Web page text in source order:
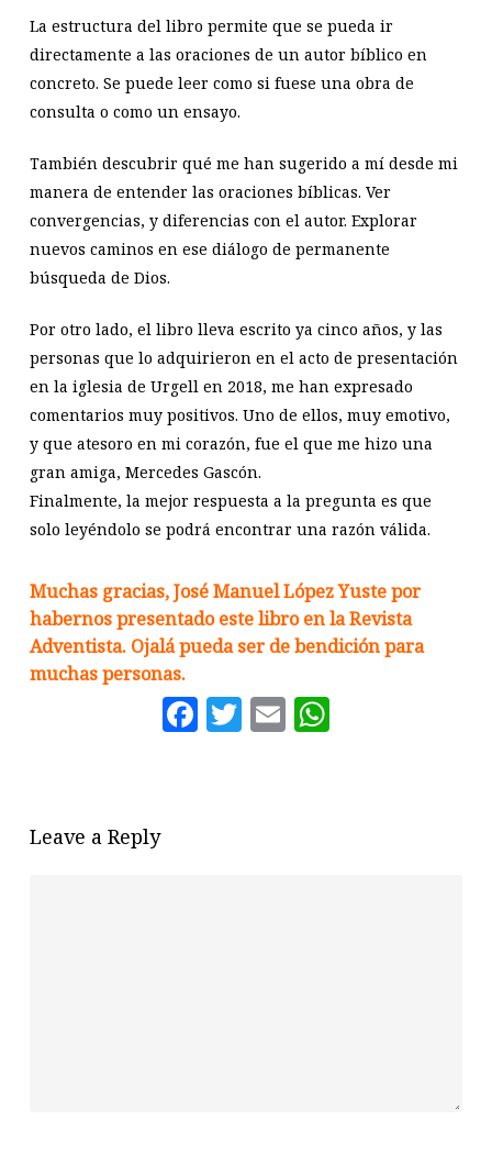
La estructura del libro permite que se pueda ir
directamente a las oraciones de un autor bíblico en
concreto. Se puede leer como si fuese una obra de
consulta o como un ensayo.
También descubrir qué me han sugerido a mí desde mi
manera de entender las oraciones bíblicas. Ver
convergencias, y diferencias con el autor. Explorar
nuevos caminos en ese diálogo de permanente
búsqueda de Dios.
Por otro lado, el libro lleva escrito ya cinco años, y las
personas que lo adquirieron en el acto de presentación
en la iglesia de Urgell en 2018, me han expresado
comentarios muy positivos. Uno de ellos, muy emotivo,
y que atesoro en mi corazón, fue el que me hizo una
gran amiga, Mercedes Gascón.
Finalmente, la mejor respuesta a la pregunta es que
solo leyéndolo se podrá encontrar una razón válida.
Muchas gracias, José Manuel López Yuste por
habernos presentado este libro en la Revista
Adventista. Ojalá pueda ser de bendición para
muchas personas.
Facebook
Twitter
Email
Leave a Reply